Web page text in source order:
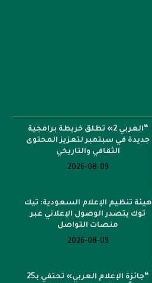
“العربي 2» تطلق خريطة برامجية
جديدة في سبتمبر لتعزيز المحتوى
الثقافي والتاريخي
2026-08-09
هيئة تنظيم الإعلام السعودية: تيك
توك يتصدر الوصول الإعلاني عبر
منصات التواصل
2026-08-09
“جائزة الإعلام العربي» تحتفي بـ25